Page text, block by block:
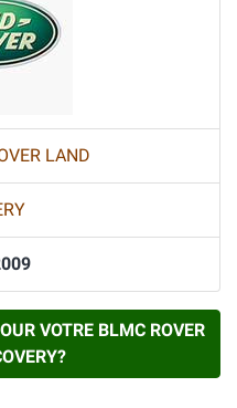
LAND
VOTRE BLMC ROVER